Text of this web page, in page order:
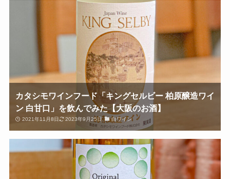
カタシモワインフード「キングセルビー 柏原醸造ワイ
ン 白甘口」を飲んでみた【大阪のお酒】
2021年11月8日 2023年9月25日 白ワイン